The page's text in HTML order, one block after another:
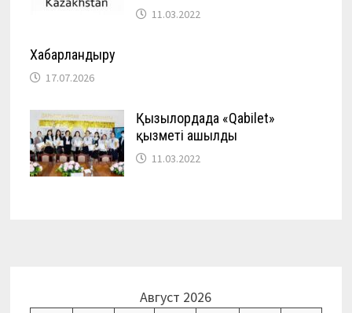
11.03.2022
Хабарландыру
17.07.2026
Қызылордада «Qabilet»
қызметі ашылды
11.03.2022
Август 2026